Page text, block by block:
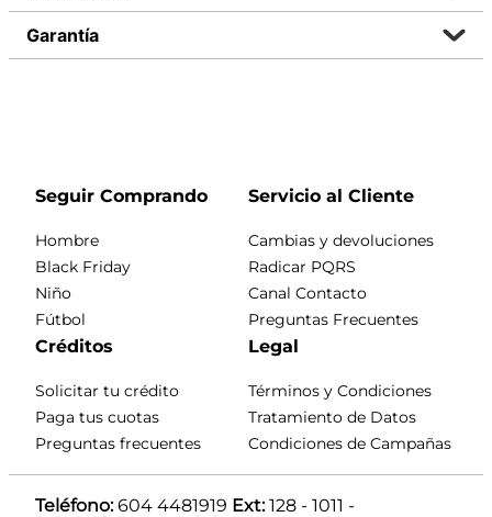
Garantía
Seguir Comprando
Hombre
Black Friday
Niño
Fútbol
Servicio al Cliente
Cambias y devoluciones
Radicar PQRS
Canal Contacto
Preguntas Frecuentes
Créditos
Solicitar tu crédito
Paga tus cuotas
Preguntas frecuentes
Legal
Términos y Condiciones
Tratamiento de Datos
Condiciones de Campañas
Teléfono: 604 4481919 Ext: 128 - 1011 -